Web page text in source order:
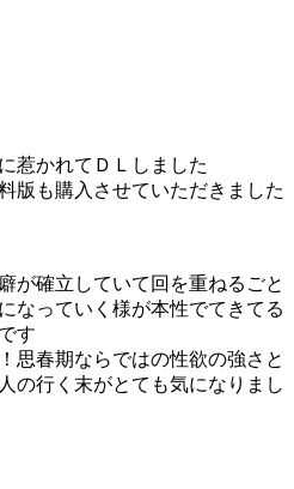
惹かれてＤＬしました
版も購入させていただきました
が確立していて回を重ねるごと
なっていく様が本性でてきてる
す
思春期ならではの性欲の強さと
の行く末がとても気になりまし